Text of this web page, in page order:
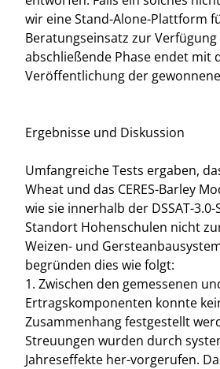
wir eine Stand-Alone-Plattform
Beratungseinsatz zur
abschließende Phase endet mit
Veröffentlichung der
Ergebnisse und Diskussion
Umfangreiche Tests ergaben,
Wheat und das CERES-Barley
wie sie innerhalb der DSSAT-
Standort Hohenschulen nicht
Weizen- und
begründen dies wie folgt:
1. Zwischen den gemessenen
Ertragskomponenten konnte
Zusammenhang festgestellt
Streuungen wurden durch
Jahreseffekte her-vorgerufen.